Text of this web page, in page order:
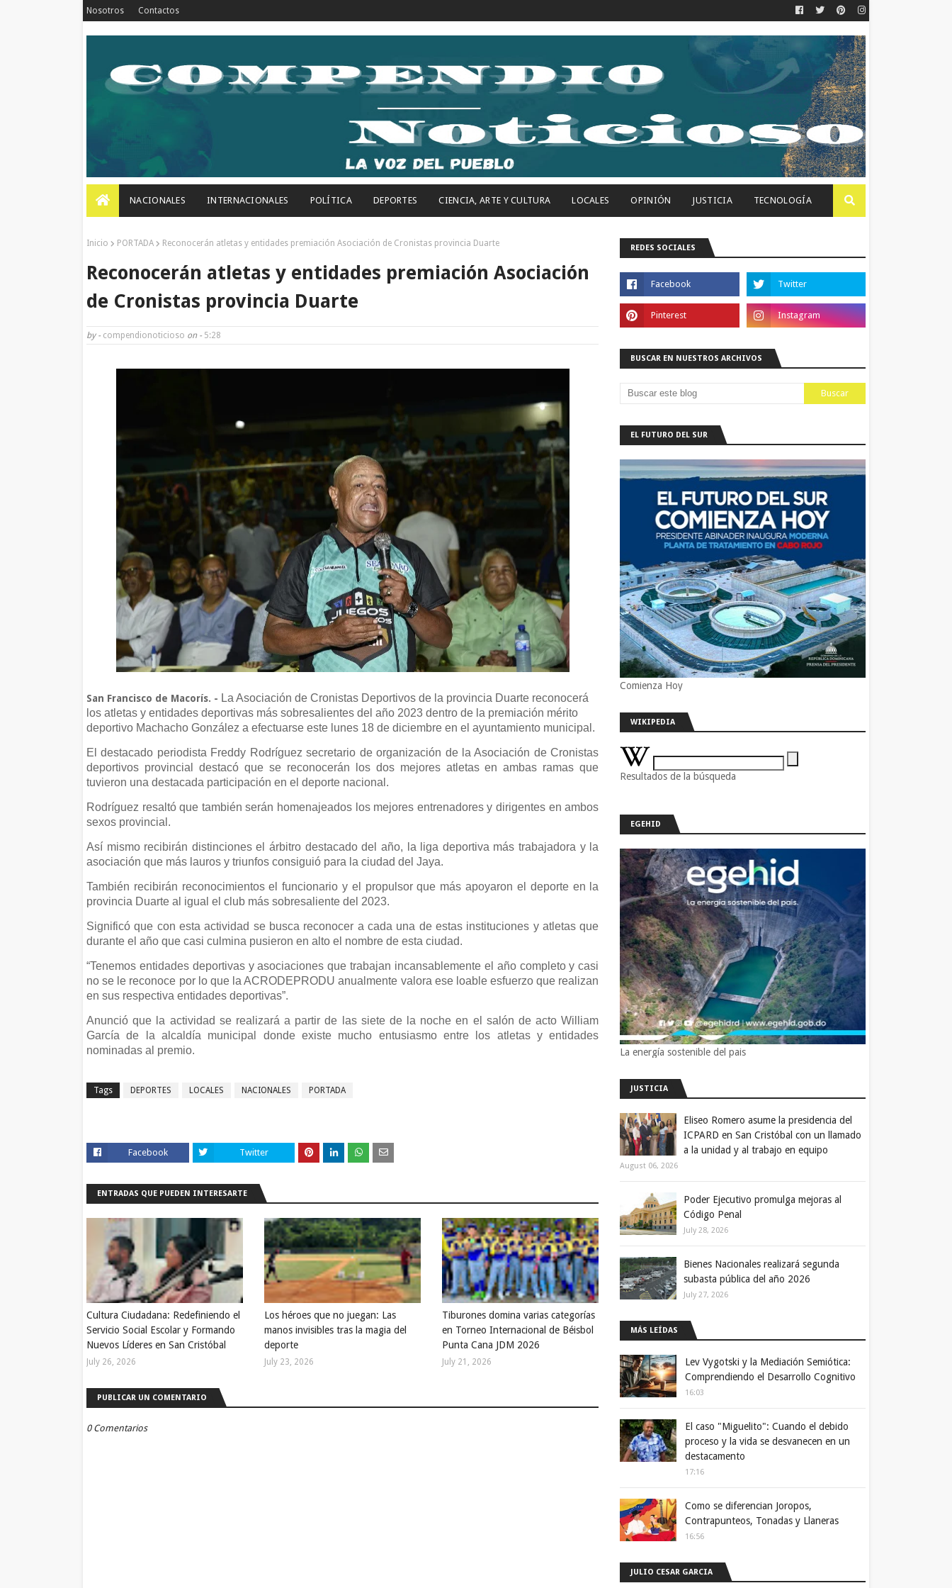
Nosotros Contactos
NACIONALES INTERNACIONALES POLÍTICA DEPORTES CIENCIA, ARTE Y CULTURA LOCALES OPINIÓN JUSTICIA TECNOLOGÍA
Inicio PORTADA Reconocerán atletas y entidades premiación Asociación de Cronistas provincia Duarte
Reconocerán atletas y entidades premiación Asociación
de Cronistas provincia Duarte
by - compendionoticioso on - 5:28
San Francisco de Macorís. - La Asociación de Cronistas Deportivos de la provincia Duarte reconocerá
los atletas y entidades deportivas más sobresalientes del año 2023 dentro de la premiación mérito
deportivo Machacho González a efectuarse este lunes 18 de diciembre en el ayuntamiento municipal.
El destacado periodista Freddy Rodríguez secretario de organización de la Asociación de Cronistas
deportivos provincial destacó que se reconocerán los dos mejores atletas en ambas ramas que
tuvieron una destacada participación en el deporte nacional.
Rodríguez resaltó que también serán homenajeados los mejores entrenadores y dirigentes en ambos
sexos provincial.
Así mismo recibirán distinciones el árbitro destacado del año, la liga deportiva más trabajadora y la
asociación que más lauros y triunfos consiguió para la ciudad del Jaya.
También recibirán reconocimientos el funcionario y el propulsor que más apoyaron el deporte en la
provincia Duarte al igual el club más sobresaliente del 2023.
Significó que con esta actividad se busca reconocer a cada una de estas instituciones y atletas que
durante el año que casi culmina pusieron en alto el nombre de esta ciudad.
“Tenemos entidades deportivas y asociaciones que trabajan incansablemente el año completo y casi
no se le reconoce por lo que la ACRODEPRODU anualmente valora ese loable esfuerzo que realizan
en sus respectiva entidades deportivas”.
Anunció que la actividad se realizará a partir de las siete de la noche en el salón de acto William
García de la alcaldía municipal donde existe mucho entusiasmo entre los atletas y entidades
nominadas al premio.
Tags DEPORTES LOCALES NACIONALES PORTADA
Facebook Twitter
ENTRADAS QUE PUEDEN INTERESARTE
Cultura Ciudadana: Redefiniendo el
Servicio Social Escolar y Formando
Nuevos Líderes en San Cristóbal
July 26, 2026
Los héroes que no juegan: Las
manos invisibles tras la magia del
deporte
July 23, 2026
Tiburones domina varias categorías
en Torneo Internacional de Béisbol
Punta Cana JDM 2026
July 21, 2026
PUBLICAR UN COMENTARIO
0 Comentarios
REDES SOCIALES
BUSCAR EN NUESTROS ARCHIVOS
EL FUTURO DEL SUR
Comienza Hoy
WIKIPEDIA
Resultados de la búsqueda
EGEHID
La energía sostenible del pais
JUSTICIA
Eliseo Romero asume la presidencia del
ICPARD en San Cristóbal con un llamado
a la unidad y al trabajo en equipo
August 06, 2026
Poder Ejecutivo promulga mejoras al
Código Penal
July 28, 2026
Bienes Nacionales realizará segunda
subasta pública del año 2026
July 27, 2026
MÁS LEÍDAS
Lev Vygotski y la Mediación Semiótica:
Comprendiendo el Desarrollo Cognitivo
16:03
El caso "Miguelito": Cuando el debido
proceso y la vida se desvanecen en un
destacamento
17:16
Como se diferencian Joropos,
Contrapunteos, Tonadas y Llaneras
16:56
JULIO CESAR GARCIA